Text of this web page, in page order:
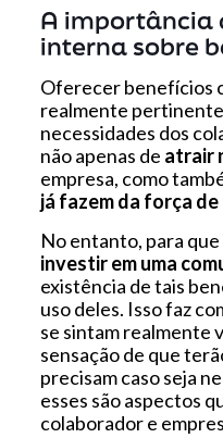
A importância
interna sobre
Oferecer benefícios
realmente
necessidades dos
não apenas de atrair
empresa, como
já fazem da força
No entanto, para
investir em uma
existência de tais
uso deles. Isso faz
se sintam realmente
sensação de que
precisam caso seja
esses são aspectos
colaborador e